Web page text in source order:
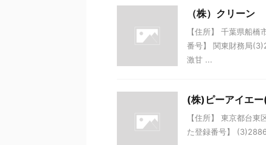
（株）クリーン
【住所】 千葉県船
番号】 関東財務局
激甘 ...
(株)ピーアイエ
【住所】 東京都台
た登録番号】